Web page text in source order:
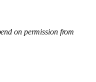
on permission from